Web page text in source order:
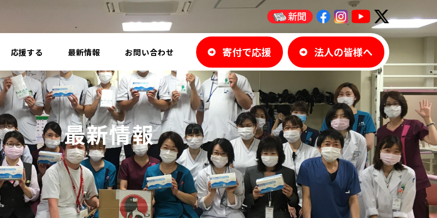
応援する 最新情報 お問い合わせ 寄付で応援 法人の皆様へ
最新情報